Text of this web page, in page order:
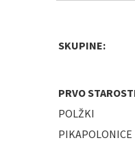
SKUPINE:
PRVO
POLŽKI
PIKAPOLONICE